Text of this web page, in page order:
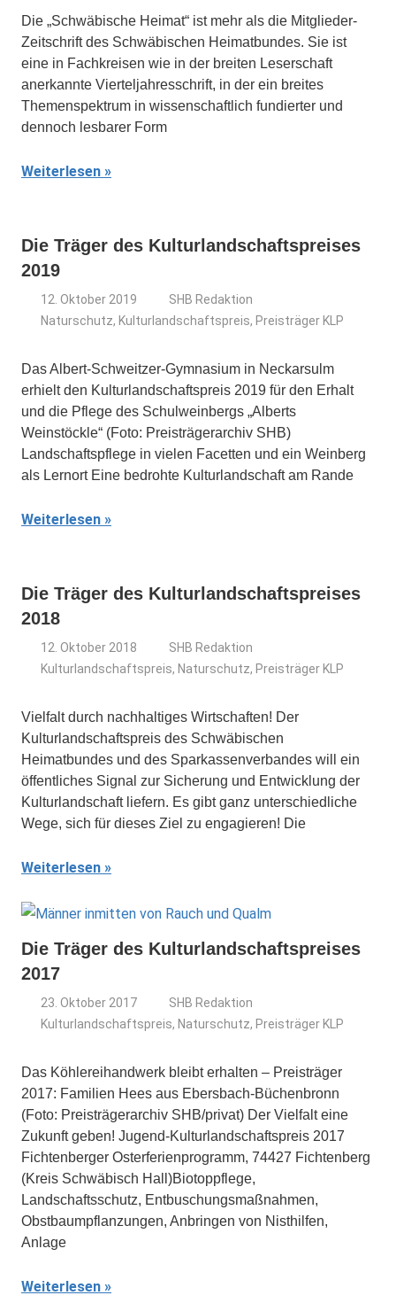
Die „Schwäbische Heimat“ ist mehr als die Mitglieder-
Zeitschrift des Schwäbischen Heimatbundes. Sie ist
eine in Fachkreisen wie in der breiten Leserschaft
anerkannte Vierteljahresschrift, in der ein breites
Themenspektrum in wissenschaftlich fundierter und
dennoch lesbarer Form
Weiterlesen
Die Träger des Kulturlandschaftspreises
2019
12. Oktober 2019
SHB Redaktion
Naturschutz, Kulturlandschaftspreis, Preisträger KLP
Das Albert-Schweitzer-Gymnasium in Neckarsulm
erhielt den Kulturlandschaftspreis 2019 für den Erhalt
und die Pflege des Schulweinbergs „Alberts
Weinstöckle“ (Foto: Preisträgerarchiv SHB)
Landschaftspflege in vielen Facetten und ein Weinberg
als Lernort Eine bedrohte Kulturlandschaft am Rande
Weiterlesen
Die Träger des Kulturlandschaftspreises
2018
12. Oktober 2018
SHB Redaktion
Kulturlandschaftspreis, Naturschutz, Preisträger KLP
Vielfalt durch nachhaltiges Wirtschaften! Der
Kulturlandschaftspreis des Schwäbischen
Heimatbundes und des Sparkassenverbandes will ein
öffentliches Signal zur Sicherung und Entwicklung der
Kulturlandschaft liefern. Es gibt ganz unterschiedliche
Wege, sich für dieses Ziel zu engagieren! Die
Weiterlesen
Die Träger des Kulturlandschaftspreises
2017
23. Oktober 2017
SHB Redaktion
Kulturlandschaftspreis, Naturschutz, Preisträger KLP
Das Köhlereihandwerk bleibt erhalten – Preisträger
2017: Familien Hees aus Ebersbach-Büchenbronn
(Foto: Preisträgerarchiv SHB/privat) Der Vielfalt eine
Zukunft geben! Jugend-Kulturlandschaftspreis 2017
Fichtenberger Osterferienprogramm, 74427 Fichtenberg
(Kreis Schwäbisch Hall)Biotoppflege,
Landschaftsschutz, Entbuschungsmaßnahmen,
Obstbaumpflanzungen, Anbringen von Nisthilfen,
Anlage
Weiterlesen